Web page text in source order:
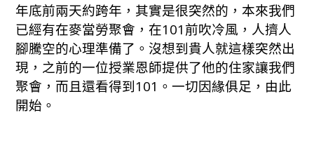
年底前兩天約跨年，其實是很突然的，本來我們
已經有在麥當勞聚會，在101前吹冷風，人擠人
腳騰空的心理準備了。沒想到貴人就這樣突然出
現，之前的一位授業恩師提供了他的住家讓我們
聚會，而且還看得到101。一切因緣俱足，由此
開始。